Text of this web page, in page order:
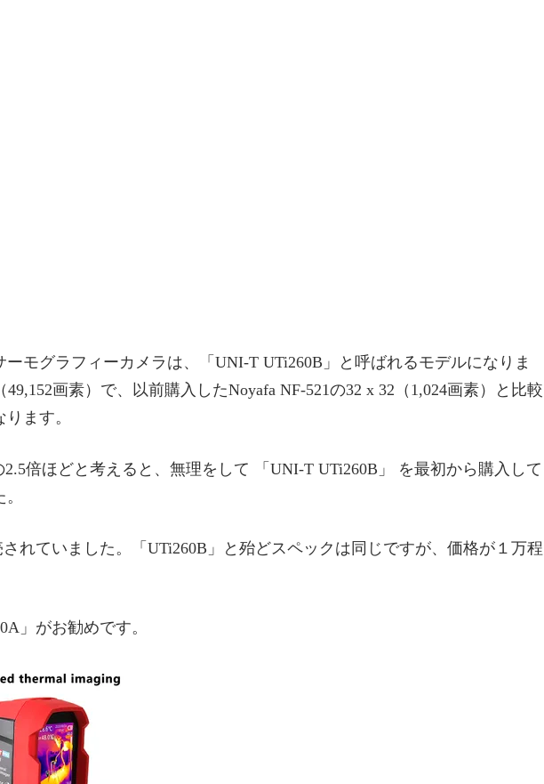
モグラフィーカメラは、「UNI-T UTi260B」と呼ばれるモデルになりま
画素）で、以前購入したNoyafa NF-521の32 x 32（1,024画素）と比較
ます。
2.5倍ほどと考えると、無理をして 「UNI-T UTi260B」 を最初から購入して
れていました。「UTi260B」と殆どスペックは同じですが、価格が１万程
」がお勧めです。